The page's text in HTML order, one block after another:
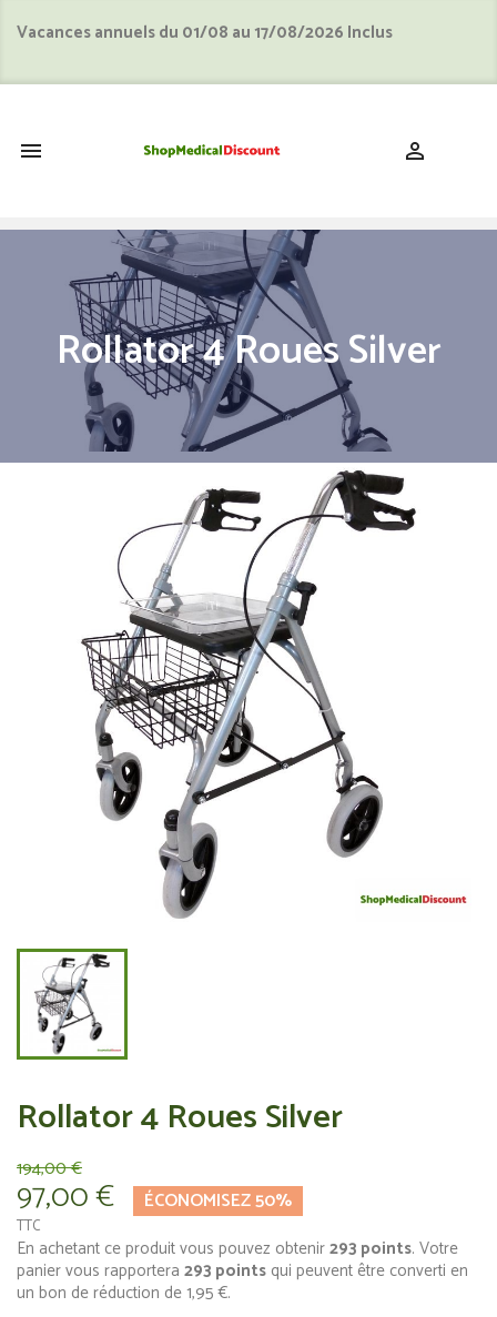
Vacances annuels du 01/08 au 17/08/2026 Inclus
 
Rollator 4 Roues Silver
Rollator 4 Roues Silver
194,00 €
97,00 € ÉCONOMISEZ 50%
TTC
En achetant ce produit vous pouvez obtenir293 points. Votre
panier vous rapportera 293 points qui peuvent être converti en
un bon de réduction de1,95 €.